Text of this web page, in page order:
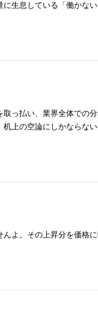
生息している「働かな
っ払い、業界全体での
上の空論にしかならな
よ。その上昇分を価格